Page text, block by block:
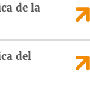
de la
del